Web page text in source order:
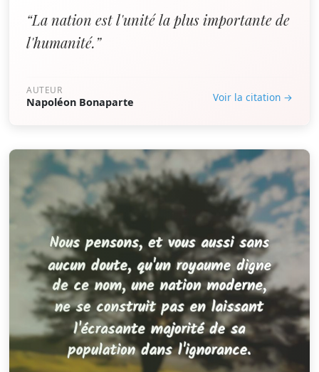
“La nation est l'unité la plus importante de
l'humanité.”
AUTEUR
Napoléon Bonaparte Voir la citation →